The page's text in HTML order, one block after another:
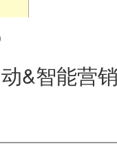
&智能营